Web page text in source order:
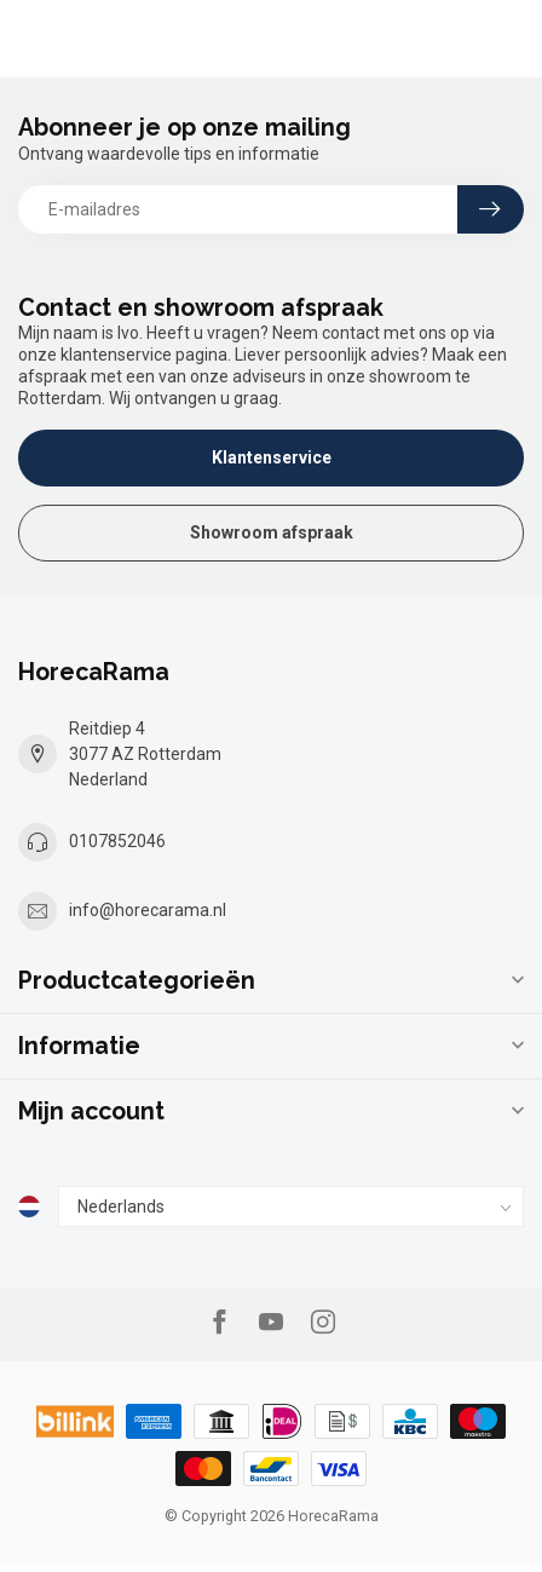
Contact en showroom afspraak
Mijn naam is Ivo. Heeft u vragen? Neem contact met ons op via
onze klantenservice pagina. Liever persoonlijk advies? Maak een
afspraak met een van onze adviseurs in onze showroom te
Rotterdam. Wij ontvangen u graag.
Klantenservice
Showroom afspraak
Abonneer je op onze mailing
Ontvang waardevolle tips en informatie
HorecaRama
Reitdiep 4
3077 AZ Rotterdam
Nederland
0107852046
info@horecarama.nl
Productcategorieën
Informatie
Mijn account
© Copyright 2026 HorecaRama